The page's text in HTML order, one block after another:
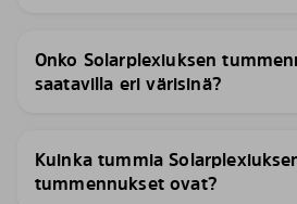
Onko Solarplexiuksen
saatavilla eri värisinä?
Kuinka tummia
tummennukset ovat?